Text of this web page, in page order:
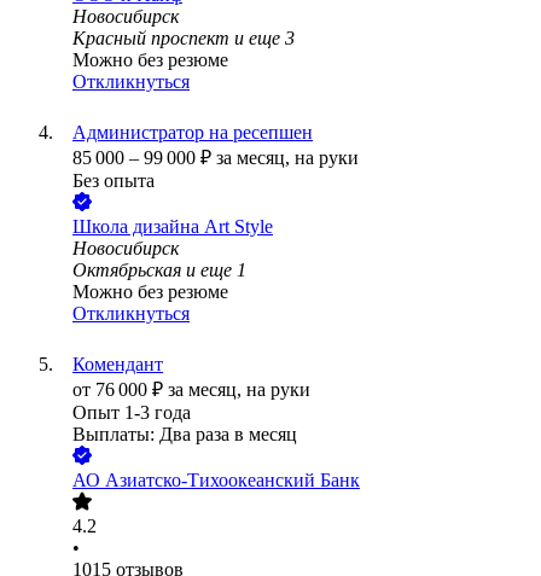
Новосибирск
Красный проспект и еще 3
Можно без резюме
Откликнуться
Администратор на ресепшен
85 000 – 99 000 ₽ за месяц, на руки
Без опыта
Школа дизайна Art Style
Новосибирск
Октябрьская и еще 1
Можно без резюме
Откликнуться
Комендант
от 76 000 ₽ за месяц, на руки
Опыт 1-3 года
Выплаты: Два раза в месяц
АО Азиатско-Тихоокеанский Банк
4.2
•
1015 отзывов